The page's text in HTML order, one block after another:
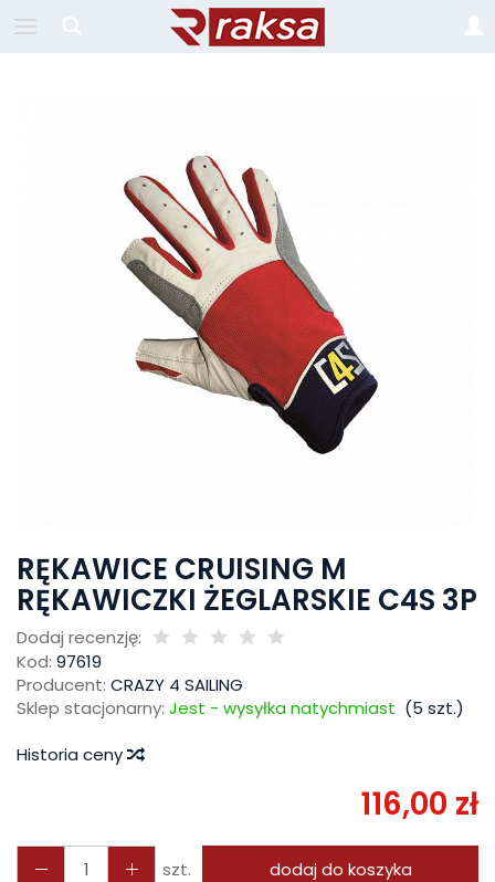
RĘKAWICE CRUISING M
RĘKAWICZKI ŻEGLARSKIE C4S 3P
Dodaj recenzję:
Kod: 97619
Producent: CRAZY 4 SAILING
Sklep stacjonarny: Jest - wysyłka natychmiast (5 szt.)
Historia ceny
116,00 zł
szt. dodaj do koszyka